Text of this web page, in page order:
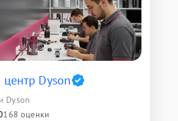
Dyson
Dyson
168 оценки